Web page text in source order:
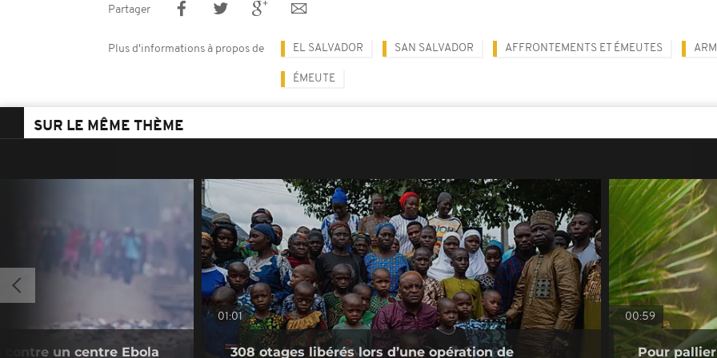
Partager
Plus d'informations à propos de EL SALVADOR SAN SALVADOR AFFRONTEMENTS ET ÉMEUTES
ÉMEUTE
SUR LE MÊME THÈME
un centre Ebola
01:01
308 otages libérés lors d’une opération de
00:59
Pour pallier